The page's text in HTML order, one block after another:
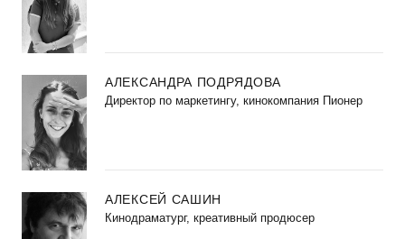
АЛЕКСАНДРА ПОДРЯДОВА
Директор по маркетингу, кинокомпания Пионер
АЛЕКСЕЙ САШИН
Кинодраматург, креативный продюсер